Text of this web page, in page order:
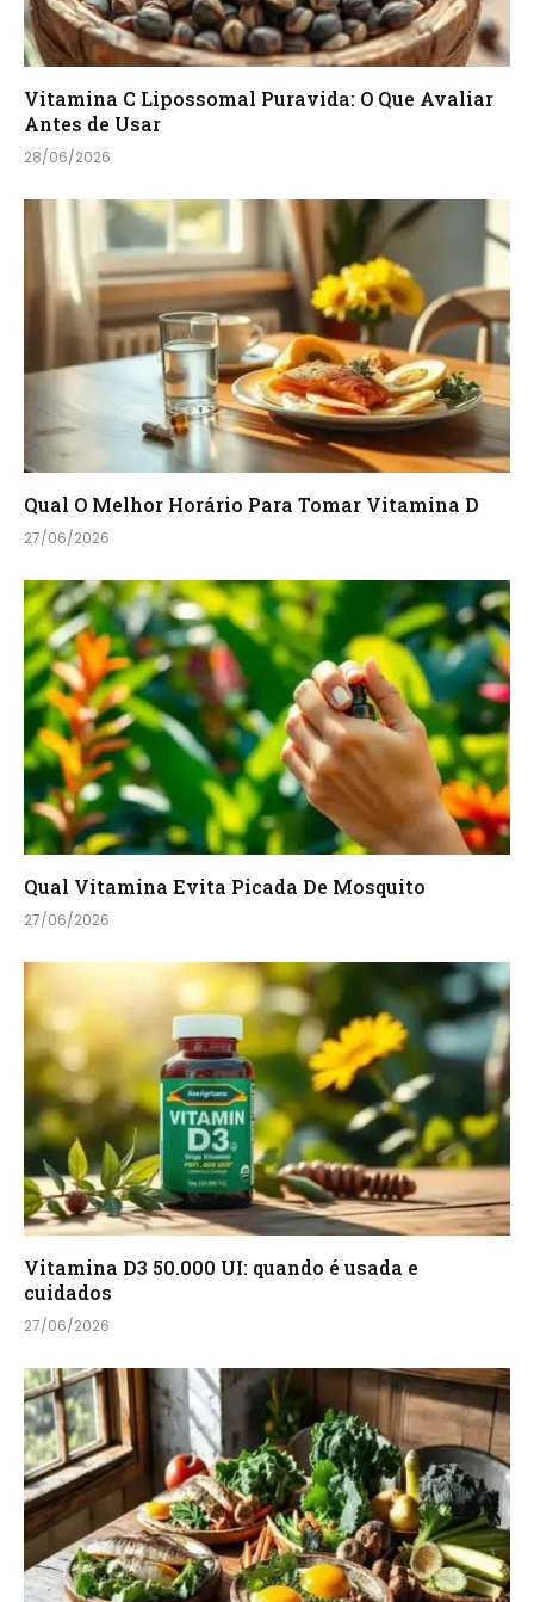
Vitamina C Lipossomal Puravida: O Que Avaliar
Antes de Usar
28/06/2026
Qual O Melhor Horário Para Tomar Vitamina D
27/06/2026
Qual Vitamina Evita Picada De Mosquito
27/06/2026
Vitamina D3 50.000 UI: quando é usada e
cuidados
27/06/2026